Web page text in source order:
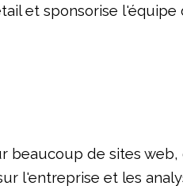
et sponsorise
beaucoup de sites
l'entreprise et les